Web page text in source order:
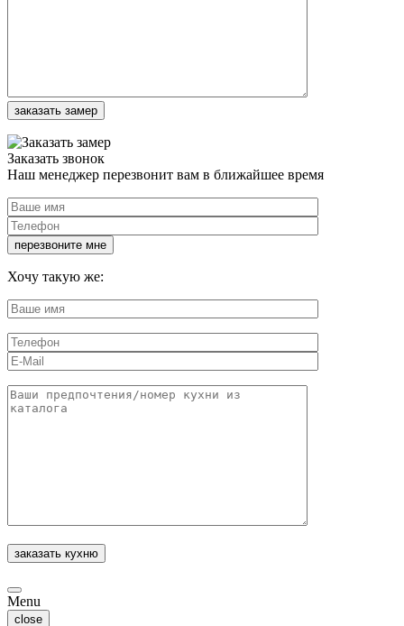
Заказать звонок
Наш менеджер перезвонит вам в ближайшее время
Хочу такую же:
Menu
close